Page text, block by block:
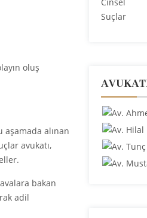
oluş
aşamada alınan
avukatı,
bakan
adil